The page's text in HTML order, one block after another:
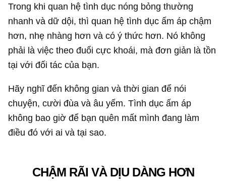
Trong khi quan hệ tình dục nóng bỏng thường
nhanh và dữ dội, thì quan hệ tình dục ấm áp chậm
hơn, nhẹ nhàng hơn và có ý thức hơn. Nó không
phải là việc theo đuổi cực khoái, mà đơn giản là tồn
tại với đối tác của bạn.
Hãy nghĩ đến không gian và thời gian để nói
chuyện, cười đùa và âu yếm. Tình dục ấm áp
không bao giờ để bạn quên mất mình đang làm
điều đó với ai và tại sao.
CHẬM RÃI VÀ DỊU DÀNG HƠN